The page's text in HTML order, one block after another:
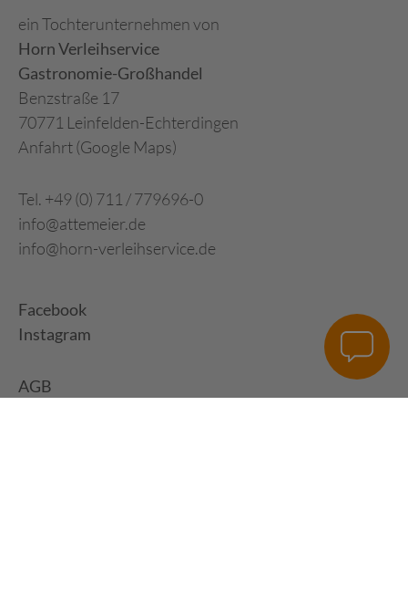
ein Tochterunternehmen von
Horn Verleihservice
Gastronomie-Großhandel
Benzstraße 17
70771 Leinfelden-Echterdingen
Anfahrt (Google Maps)
Tel. +49 (0) 711 / 779696-0
info@attemeier.de
info@horn-verleihservice.de
Facebook
Instagram
AGB